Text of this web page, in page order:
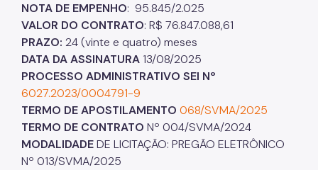
NOTA DE EMPENHO: 95.845/2.025
VALOR DO CONTRATO: R$ 76.847.088,61
PRAZO: 24 (vinte e quatro) meses
DATA DA ASSINATURA 13/08/2025
PROCESSO ADMINISTRATIVO SEI Nº
6027.2023/0004791-9
TERMO DE APOSTILAMENTO 068/SVMA/2025
TERMO DE CONTRATO Nº 004/SVMA/2024
MODALIDADEDE LICITAÇÃO: PREGÃO ELETRÔNICO
Nº 013/SVMA/2025